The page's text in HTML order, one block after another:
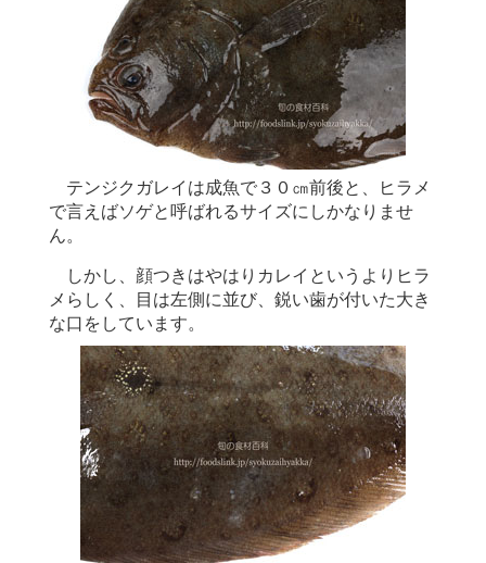
テンジクガレイは成魚で３０㎝前後と、ヒラメ
で言えばソゲと呼ばれるサイズにしかなりませ
ん。
しかし、顔つきはやはりカレイというよりヒラ
メらしく、目は左側に並び、鋭い歯が付いた大き
な口をしています。